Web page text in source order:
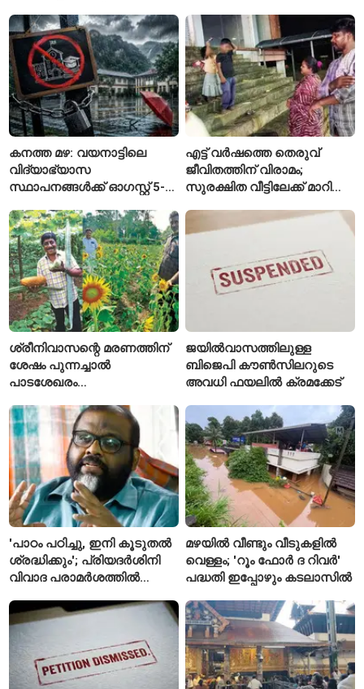
കനത്ത മഴ: വയനാട്ടിലെ
വിദ്യാഭ്യാസ
സ്ഥാപനങ്ങൾക്ക് ഓഗസ്റ്റ് 5-ന്
എട്ട് വർഷത്തെ തെരുവ്
ജീവിതത്തിന് വിരാമം;
സുരക്ഷിത വീട്ടിലേക്ക് മാറി
ശ്രീനിവാസന്റെ മരണത്തിന്
ശേഷം പുന്നച്ചാൽ
പാടശേഖരം
കർഷകർ
ജയിൽവാസത്തിലുള്ള
ബിജെപി കൗൺസിലറുടെ
അവധി ഫയലിൽ ക്രമക്കേട്
'പാഠം പഠിച്ചു, ഇനി കൂടുതൽ
ശ്രദ്ധിക്കും'; പ്രിയദർശിനി
വിവാദ പരാമർശത്തിൽ
സി.പി. ജോൺ
മഴയിൽ വീണ്ടും വീടുകളിൽ
വെള്ളം; 'റൂം ഫോർ ദ റിവർ'
പദ്ധതി ഇപ്പോഴും കടലാസിൽ